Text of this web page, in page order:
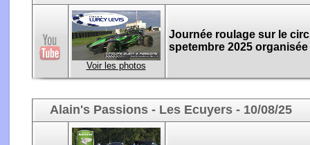
Voir les photos
Journée roulage sur le
spetembre 2025
Alain's Passions - Les Ecuyers - 10/08/25